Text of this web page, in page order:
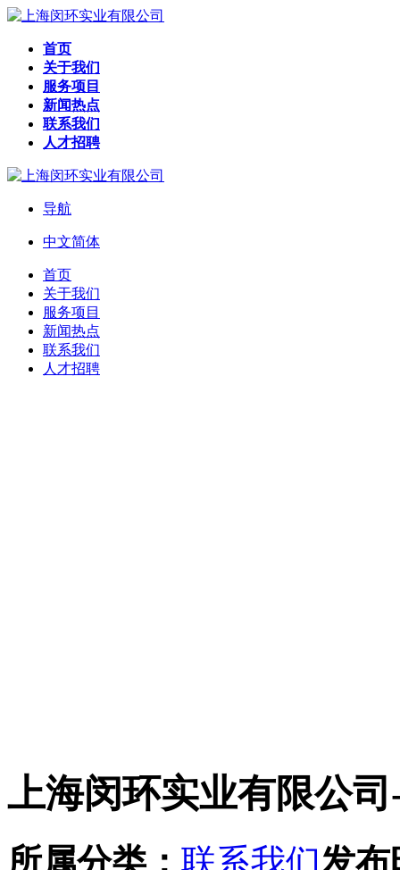
首页
关于我们
服务项目
新闻热点
联系我们
人才招聘
导航
中文简体
首页
关于我们
服务项目
新闻热点
联系我们
人才招聘
上海闵环实业有限公
所属分类： 联系我们发布